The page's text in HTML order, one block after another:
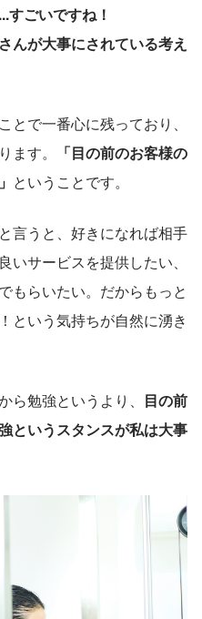
すごいですね！
んが大事にされている考え
で一番心に残っており、
ます。
「目の前のお客様の
ということです。
言うと、好きになれば相手
いサービスを提供したい、
もらいたい。だからもっと
という気持ちが自然に湧き
ら勉強というより、 目の前
というスタンスが私は大事